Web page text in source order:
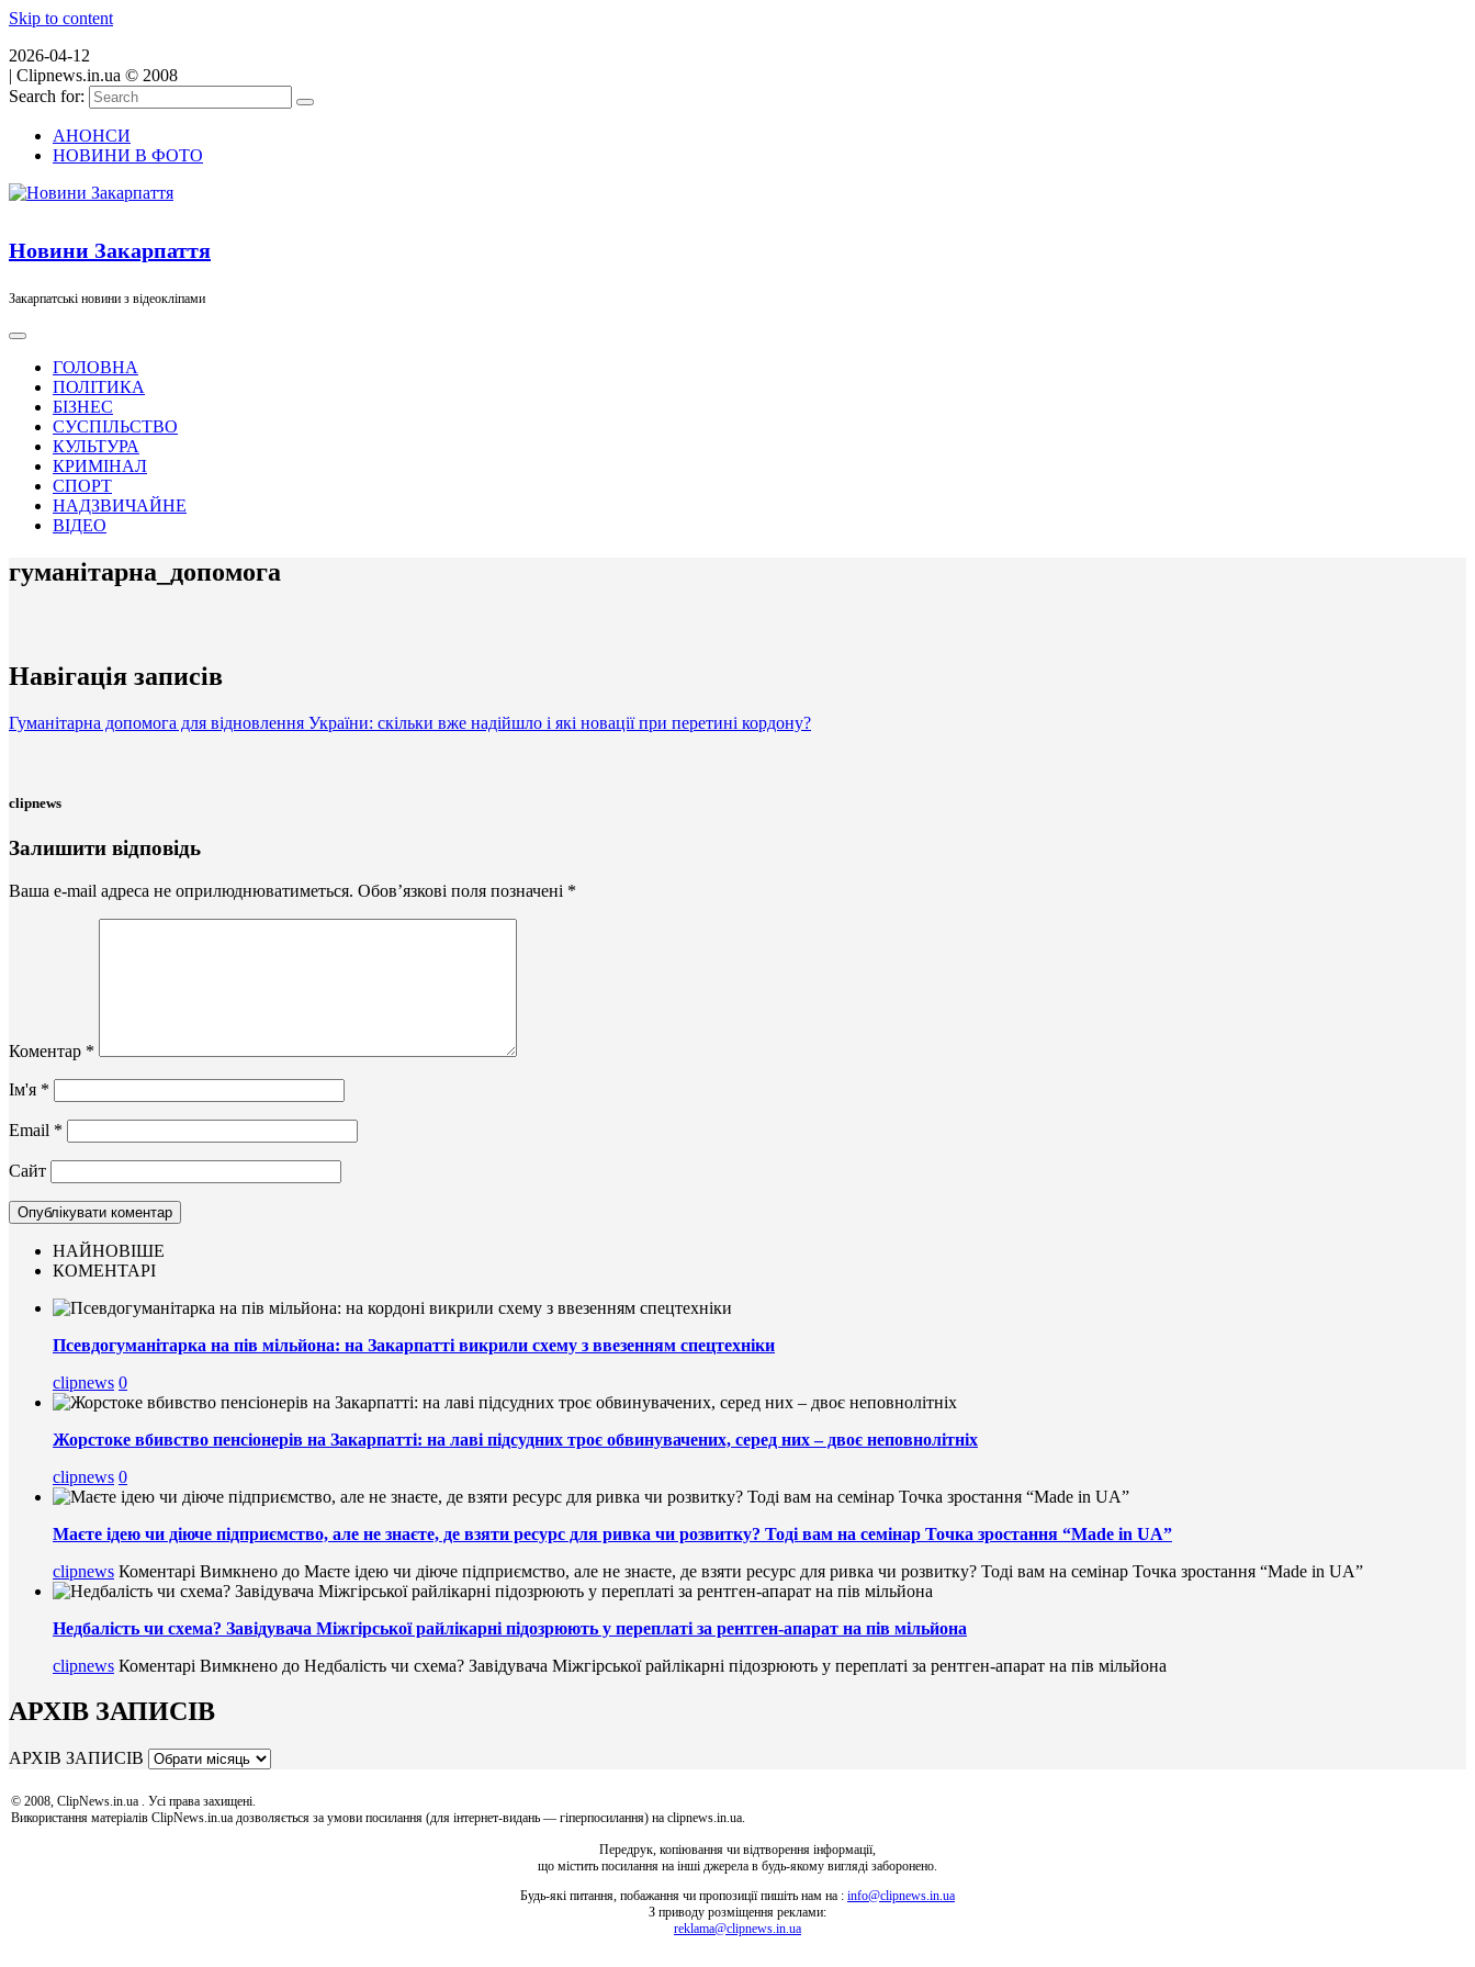
Skip to content
2026-04-12
| Clipnews.in.ua © 2008
Search for:
АНОНСИ
НОВИНИ В ФОТО
Новини Закарпаття
Закарпатські новини з відеокліпами
ГОЛОВНА
ПОЛІТИКА
БІЗНЕС
СУСПІЛЬСТВО
КУЛЬТУРА
КРИМІНАЛ
СПОРТ
НАДЗВИЧАЙНЕ
ВІДЕО
гуманітарна_допомога
Навігація записів
Гуманітарна допомога для відновлення України: скільки вже надійшло і які новації при перетині кордону?
clipnews
Залишити відповідь
Ваша e-mail адреса не оприлюднюватиметься. Обов’язкові поля позначені *
Коментар *
Ім'я *
Email *
Сайт
НАЙНОВІШЕ
КОМЕНТАРІ
Псевдогуманітарка на пів мільйона: на Закарпатті викрили схему з ввезенням спецтехніки
clipnews 0
Жорстоке вбивство пенсіонерів на Закарпатті: на лаві підсудних троє обвинувачених, серед них – двоє неповнолітніх
clipnews 0
Маєте ідею чи діюче підприємство, але не знаєте, де взяти ресурс для ривка чи розвитку? Тоді вам на семінар Точка зростання “Made in UA”
clipnews Коментарі Вимкнено до Маєте ідею чи діюче підприємство, але не знаєте, де взяти ресурс для ривка чи розвитку? Тоді вам на семінар Точка зростання “Made in UA”
Недбалість чи схема? Завідувача Міжгірської райлікарні підозрюють у переплаті за рентген-апарат на пів мільйона
clipnews Коментарі Вимкнено до Недбалість чи схема? Завідувача Міжгірської райлікарні підозрюють у переплаті за рентген-апарат на пів мільйона
АРХІВ ЗАПИСІВ
АРХІВ ЗАПИСІВ
© 2008, ClipNews.in.ua . Усі права захищені.
Використання матеріалів ClipNews.in.ua дозволяється за умови посилання (для інтернет-видань — гіперпосилання) на clipnews.in.ua.
Передрук, копіювання чи відтворення інформації,
що містить посилання на інші джерела в будь-якому вигляді заборонено.
Будь-які питання, побажання чи пропозиції пишіть нам на : info@clipnews.in.ua
З приводу розміщення реклами:
reklama@clipnews.in.ua